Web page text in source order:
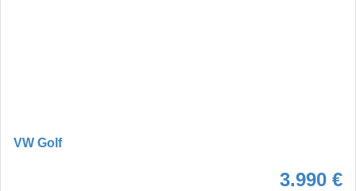
VW Golf
3.990 €